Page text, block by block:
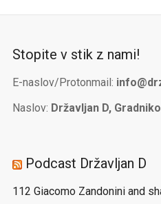
Stopite v stik z nami!
E-naslov/Protonmail:
Naslov: Državljan D,
Podcast Državljan D
112 Giacomo Zandonini and